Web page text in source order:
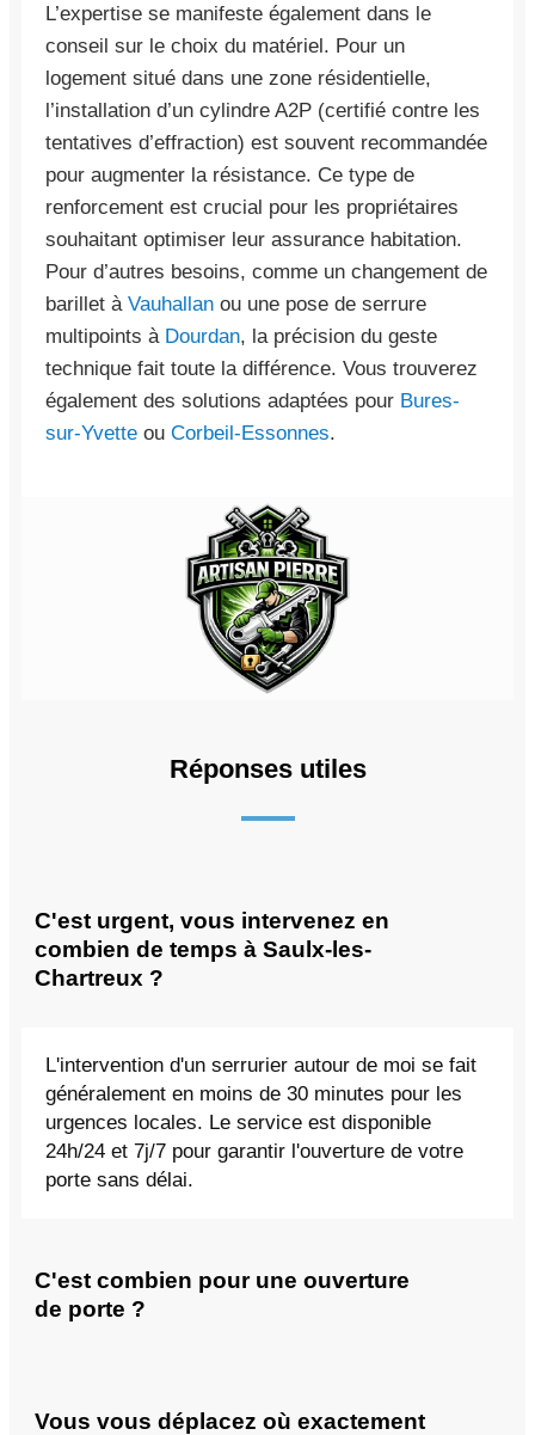
L’expertise se manifeste également dans le
conseil sur le choix du matériel. Pour un
logement situé dans une zone résidentielle,
l’installation d’un cylindre A2P (certifié contre les
tentatives d’effraction) est souvent recommandée
pour augmenter la résistance. Ce type de
renforcement est crucial pour les propriétaires
souhaitant optimiser leur assurance habitation.
Pour d’autres besoins, comme un changement de
barillet à Vauhallan ou une pose de serrure
multipoints à Dourdan, la précision du geste
technique fait toute la différence. Vous trouverez
également des solutions adaptées pour Bures-
sur-Yvette ou Corbeil-Essonnes.
Réponses utiles
C'est urgent, vous intervenez en
combien de temps à Saulx-les-
Chartreux ?
L'intervention d'un serrurier autour de moi se fait
généralement en moins de 30 minutes pour les
urgences locales. Le service est disponible
24h/24 et 7j/7 pour garantir l'ouverture de votre
porte sans délai.
C'est combien pour une ouverture
de porte ?
Vous vous déplacez où exactement